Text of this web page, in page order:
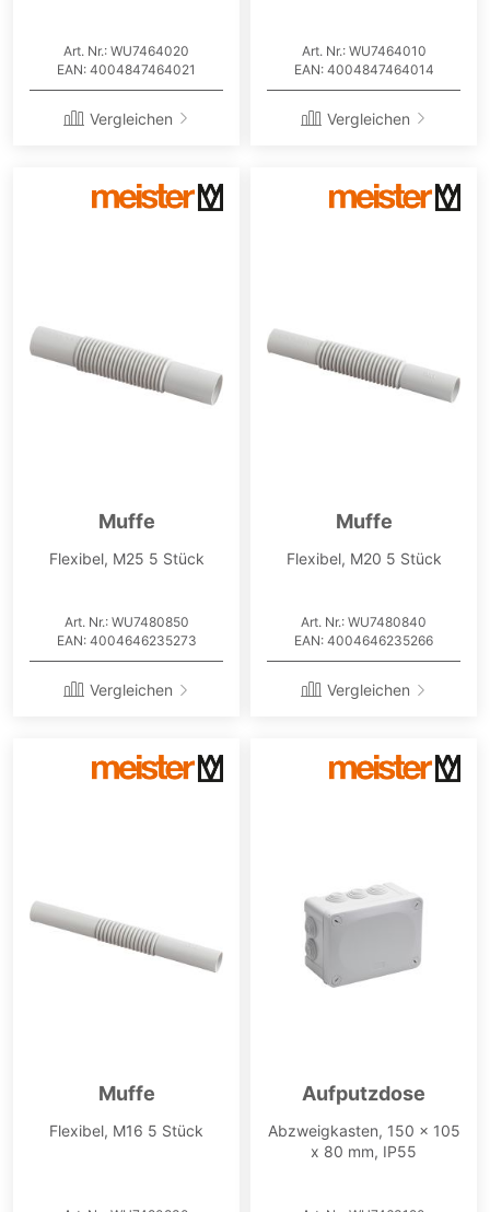
Art. Nr.: WU7464020
EAN: 4004847464021
Vergleichen
Art. Nr.: WU7464010
EAN: 4004847464014
Vergleichen
Muffe
Flexibel, M25 5 Stück
Art. Nr.: WU7480850
EAN: 4004646235273
Vergleichen
Muffe
Flexibel, M20 5 Stück
Art. Nr.: WU7480840
EAN: 4004646235266
Vergleichen
Muffe
Flexibel, M16 5 Stück
Aufputzdose
Abzweigkasten, 150 x 105
x 80 mm, IP55